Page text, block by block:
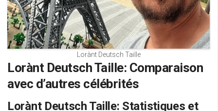
Lorànt Deutsch Taille
Lorànt Deutsch Taille: Comparaison
avec d’autres célébrités
Lorànt Deutsch Taille: Statistiques et